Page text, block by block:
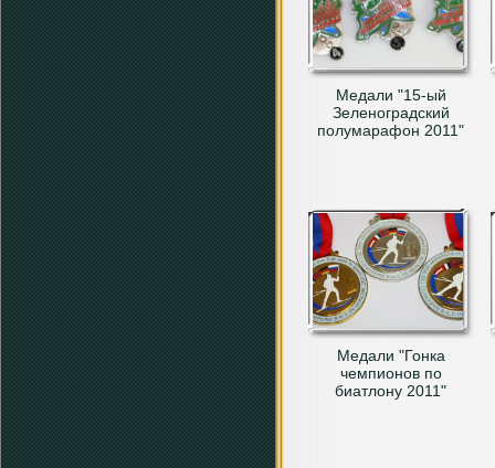
Медали "15-ый
Зеленоградский
полумарафон 2011"
Медали "Гонка
чемпионов по
биатлону 2011"